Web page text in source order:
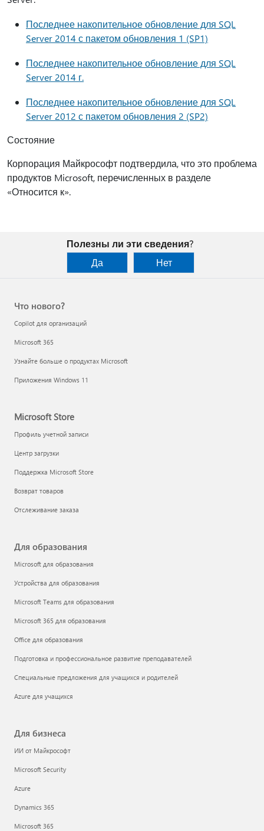
Последнее накопительное обновление для SQL
Server 2014 с пакетом обновления 1 (SP1)
Последнее накопительное обновление для SQL
Server 2014 г.
Последнее накопительное обновление для SQL
Server 2012 с пакетом обновления 2 (SP2)
Состояние
Корпорация Майкрософт подтвердила, что это проблема
продуктов Microsoft, перечисленных в разделе
«Относится к».
Полезны ли эти сведения?
Да
Нет
Что нового?
Copilot для организаций
Microsoft 365
Узнайте больше о продуктах Microsoft
Приложения Windows 11
Microsoft Store
Профиль учетной записи
Центр загрузки
Поддержка Microsoft Store
Возврат товаров
Отслеживание заказа
Для образования
Microsoft для образования
Устройства для образования
Microsoft Teams для образования
Microsoft 365 для образования
Office для образования
Подготовка и профессиональное развитие преподавателей
Специальные предложения для учащихся и родителей
Azure для учащихся
Для бизнеса
ИИ от Майкрософт
Microsoft Security
Azure
Dynamics 365
Microsoft 365